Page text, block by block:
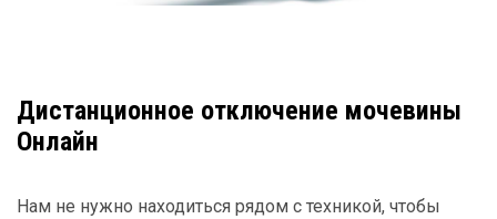
Дистанционное отключение мочевины
Онлайн
Нам не нужно находиться рядом с техникой, чтобы